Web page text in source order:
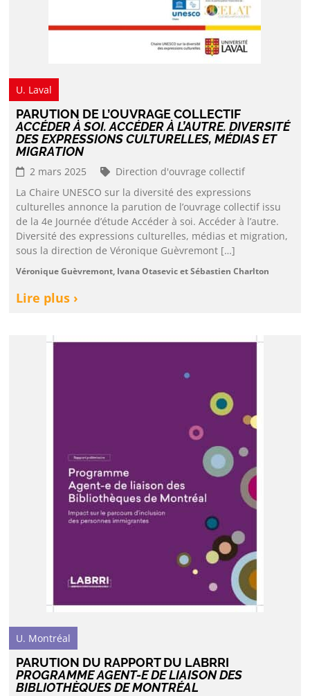
U. Laval
PARUTION DE L’OUVRAGE COLLECTIF
ACCÉDER À SOI. ACCÉDER À L’AUTRE. DIVERSITÉ
DES EXPRESSIONS CULTURELLES, MÉDIAS ET
MIGRATION
2 mars 2025
Direction d'ouvrage collectif
La Chaire UNESCO sur la diversité des expressions
culturelles annonce la parution de l’ouvrage collectif issu
de la 4e Journée d’étude Accéder à soi. Accéder à l’autre.
Diversité des expressions culturelles, médias et migration,
sous la direction de Véronique Guèvremont […]
Véronique Guèvremont, Ivana Otasevic et Sébastien Charlton
Lire plus ›
U. Montréal
PARUTION DU RAPPORT DU LABRRI
PROGRAMME AGENT-E DE LIAISON DES
BIBLIOTHÈQUES DE MONTRÉAL